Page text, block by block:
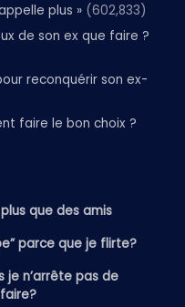
plus » (602,833)
de son ex que faire ?
reconquérir son ex-
faire le bon choix ?
que des amis
parce que je flirte?
je n’arrête pas de